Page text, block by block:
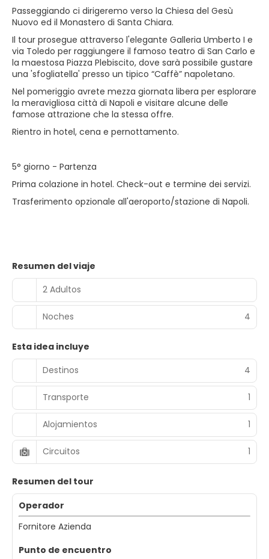
Passeggiando ci dirigeremo verso la Chiesa del Gesù
Nuovo ed il Monastero di Santa Chiara.
Il tour prosegue attraverso l'elegante Galleria Umberto I e
via Toledo per raggiungere il famoso teatro di San Carlo e
la maestosa Piazza Plebiscito, dove sarà possibile gustare
una 'sfogliatella' presso un tipico “Caffè” napoletano.
Nel pomeriggio avrete mezza giornata libera per esplorare
la meravigliosa città di Napoli e visitare alcune delle
famose attrazione che la stessa offre.
Rientro in hotel, cena e pernottamento.
5° giorno - Partenza
Prima colazione in hotel. Check-out e termine dei servizi.
Trasferimento opzionale all'aeroporto/stazione di Napoli.
Resumen del viaje
2 Adultos
Noches 4
Esta idea incluye
Destinos
4
Transporte 1
Alojamientos 1
Circuitos 1
Resumen del tour
Operador
Fornitore Azienda
Punto de encuentro